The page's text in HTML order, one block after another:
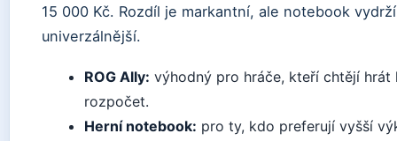
15 000 Kč. Rozdíl je markantní, ale notebook
univerzálnější.
ROG Ally: výhodný pro hráče, kteří chtějí hrát
rozpočet.
Herní notebook: pro ty, kdo preferují vyšší